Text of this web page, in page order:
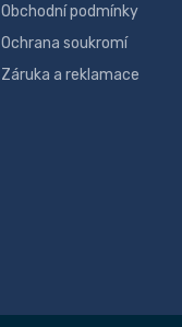
Obchodní podmínky
Ochrana soukromí
Záruka a reklamace